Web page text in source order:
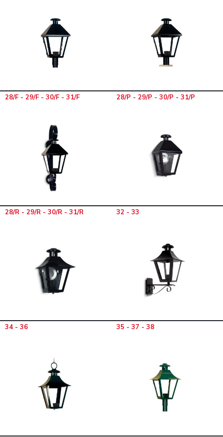
28/F - 29/F - 30/F - 31/F 28/P - 29/P - 30/P - 31/P
28/R - 29/R - 30/R - 31/R 32 - 33
34 - 36 35 - 37 - 38